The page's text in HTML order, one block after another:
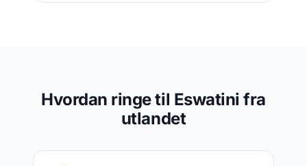
Hvordan ringe til Eswatini fra
utlandet